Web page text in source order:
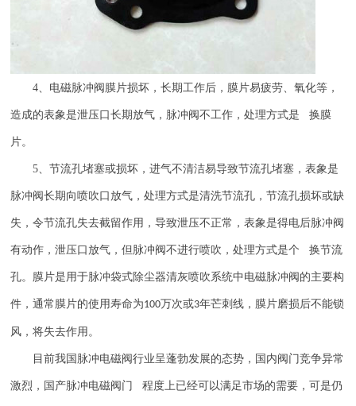
4、电磁脉冲阀膜片损坏，长期工作后，膜片易疲劳、氧化等，
造成的表象是泄压口长期放气，脉冲阀不工作，处理方式是 换膜
片。
5、节流孔堵塞或损坏，进气不清洁易导致节流孔堵塞，表象是
脉冲阀长期向喷吹口放气，处理方式是清洗节流孔，节流孔损坏或缺
失，令节流孔失去截留作用，导致泄压不正常，表象是得电后脉冲阀
有动作，泄压口放气，但脉冲阀不进行喷吹，处理方式是个 换节流
孔。膜片是用于脉冲袋式除尘器清灰喷吹系统中电磁脉冲阀的主要构
件，通常膜片的使用寿命为100万次或3年芒刺线，膜片磨损后不能锁
风，将失去作用。
目前我国脉冲电磁阀行业呈蓬勃发展的态势，国内阀门竞争异常
激烈，国产脉冲电磁阀门 程度上已经可以满足市场的需要，可是仍